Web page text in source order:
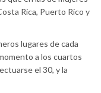
Rica, Puerto Rico y
lugares de cada
a los cuartos
el 30, y la